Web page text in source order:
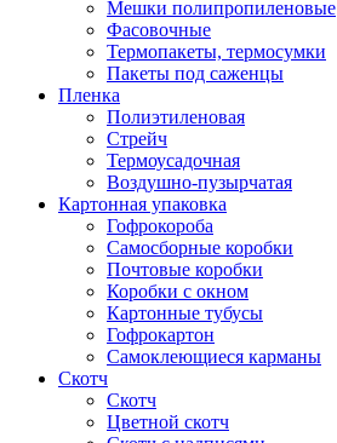
Мешки полипропиленовые
Фасовочные
Термопакеты, термосумки
Пакеты под саженцы
Пленка
Полиэтиленовая
Стрейч
Термоусадочная
Воздушно-пузырчатая
Картонная упаковка
Гофрокороба
Самосборные коробки
Почтовые коробки
Коробки с окном
Картонные тубусы
Гофрокартон
Самоклеющиеся карманы
Скотч
Скотч
Цветной скотч